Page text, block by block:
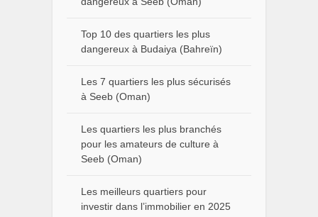
Top 10 des quartiers les plus
dangereux à Budaiya (Bahreïn)
Les 7 quartiers les plus sécurisés
à Seeb (Oman)
Les quartiers les plus branchés
pour les amateurs de culture à
Seeb (Oman)
Les meilleurs quartiers pour
investir dans l’immobilier en 2025